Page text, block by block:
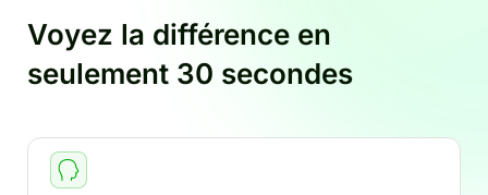
Voyez la différence en
seulement 30 secondes